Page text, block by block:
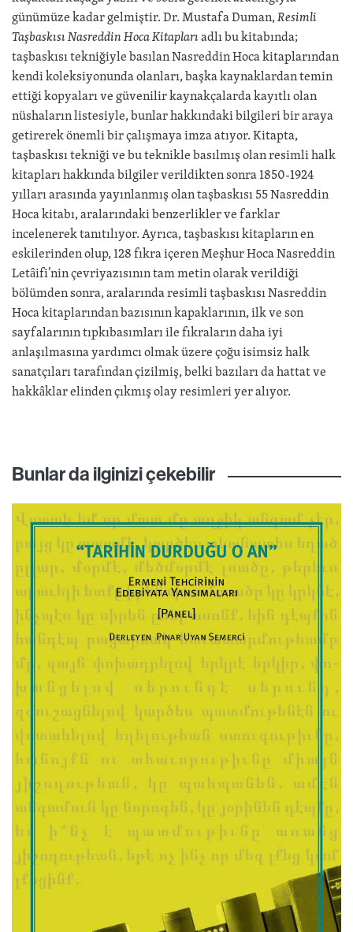
günümüze kadar gelmiştir. Dr. Mustafa Duman,Resimli
Taşbaskısı Nasreddin Hoca Kitaplarıadlı bu kitabında;
taşbaskısı tekniğiyle basılan Nasreddin Hoca kitaplarından
kendi koleksiyonunda olanları, başka kaynaklardan temin
ettiği kopyaları ve güvenilir kaynakçalarda kayıtlı olan
nüshaların listesiyle, bunlar hakkındaki bilgileri bir araya
getirerek önemli bir çalışmaya imza atıyor. Kitapta,
taşbaskısı tekniği ve bu teknikle basılmış olan resimli halk
kitapları hakkında bilgiler verildikten sonra 1850-1924
yılları arasında yayınlanmış olan taşbaskısı 55 Nasreddin
Hoca kitabı, aralarındaki benzerlikler ve farklar
incelenerek tanıtılıyor. Ayrıca, taşbaskısı kitapların en
eskilerinden olup, 128 fıkra içeren Meşhur Hoca Nasreddin
Letâifi’nin çevriyazısının tam metin olarak verildiği
bölümden sonra, aralarında resimli taşbaskısı Nasreddin
Hoca kitaplarından bazısının kapaklarının, ilk ve son
sayfalarının tıpkıbasımları ile fıkraların daha iyi
anlaşılmasına yardımcı olmak üzere çoğu isimsiz halk
sanatçıları tarafından çizilmiş, belki bazıları da hattat ve
hakkâklar elinden çıkmış olay resimleri yer alıyor.
Bunlar da ilginizi çekebilir